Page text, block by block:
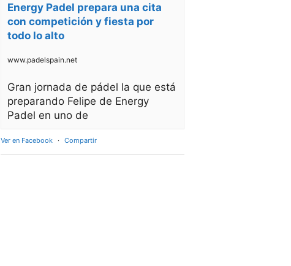
Energy Padel prepara una cita
con competición y fiesta por
todo lo alto
www.padelspain.net
Gran jornada de pádel la que está
preparando Felipe de Energy
Padel en uno de
Ver en Facebook · Compartir